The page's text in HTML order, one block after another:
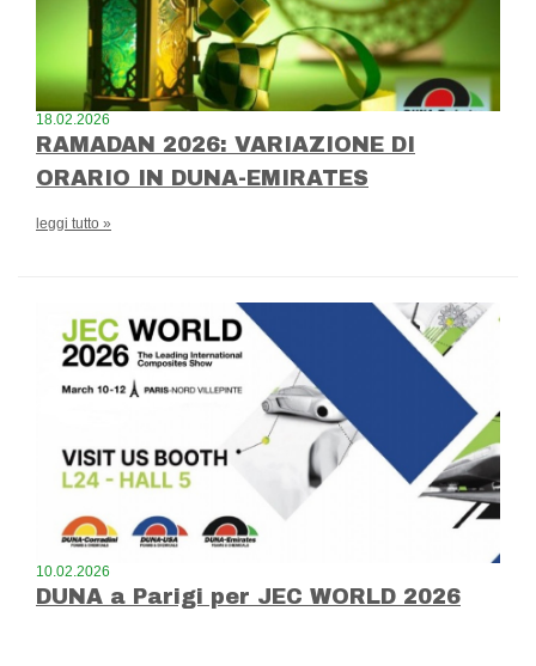
18.02.2026
RAMADAN 2026: VARIAZIONE DI
ORARIO IN DUNA-EMIRATES
leggi tutto »
10.02.2026
DUNA a Parigi per JEC WORLD 2026